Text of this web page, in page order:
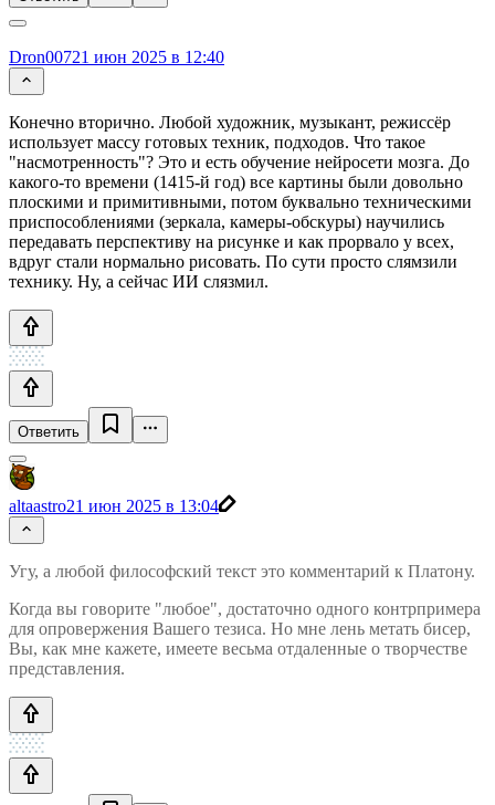
Dron00721 июн 2025 в 12:40
Конечно вторично. Любой художник, музыкант, режиссёр
использует массу готовых техник, подходов. Что такое
"насмотренность"? Это и есть обучение нейросети мозга. До
какого-то времени (1415-й год) все картины были довольно
плоскими и примитивными, потом буквально техническими
приспособлениями (зеркала, камеры-обскуры) научились
передавать перспективу на рисунке и как прорвало у всех,
вдруг стали нормально рисовать. По сути просто слямзили
технику. Ну, а сейчас ИИ слязмил.
Ответить
altaastro21 июн 2025 в 13:04
Угу, а любой философский текст это комментарий к Платону.
Когда вы говорите "любое", достаточно одного контрпримера
для опровержения Вашего тезиса. Но мне лень метать бисер,
Вы, как мне кажете, имеете весьма отдаленные о творчестве
представления.